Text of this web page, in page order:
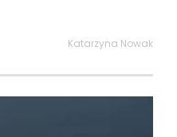
Katarzyna Nowak